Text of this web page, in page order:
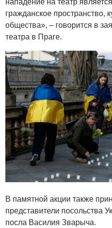
нападение на театр
гражданское пространство,
общества», – говорится в
театра в Праге.
В памятной акции также
представители посольства
посла Василия Зварыча.